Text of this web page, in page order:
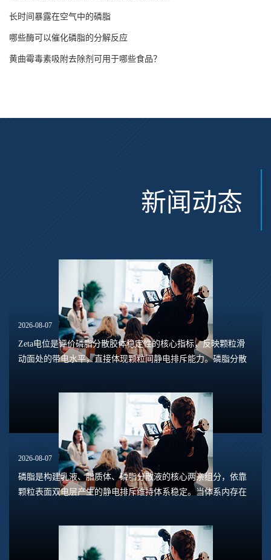
长时间暴露在空气中的磷脂
哪些酶可以催化磷脂的分解反应
黄曲霉毒素吸附去除剂可用于哪些食品？
新闻动态
2026-08-07
Zeta电位是评价磷脂分散胶体稳定性的核心指标，反映颗粒滑
动面处的带电水平，直接体现颗粒间静电排斥能力。磷脂分散
2026-08-07
磷脂是构建乳液、脂质体、磷脂分散液的核心两亲组分，依靠
颗粒表面双电层产生的静电排斥维持体系稳定。当体系内存在